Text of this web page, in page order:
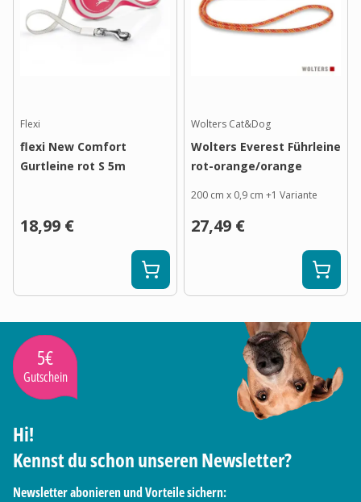
Flexi
flexi New Comfort
Gurtleine rot S 5m
18,99 €
Wolters Cat&Dog
Wolters Everest Führleine
rot-orange/orange
200 cm x 0,9 cm +1 Variante
27,49 €
5€
Gutschein
Hi!
Kennst du schon unseren Newsletter?
Newsletter abonieren und Vorteile sichern: